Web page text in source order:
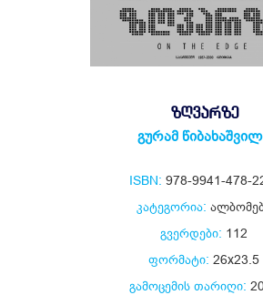
ᲖᲦᲕᲐᲠᲖᲔ
გურამ
ISBN: 978-9941-478-
კატეგორია:
გვერდები: 112
ფორმატი: 26x23.5
გამოცემის თარიღი: